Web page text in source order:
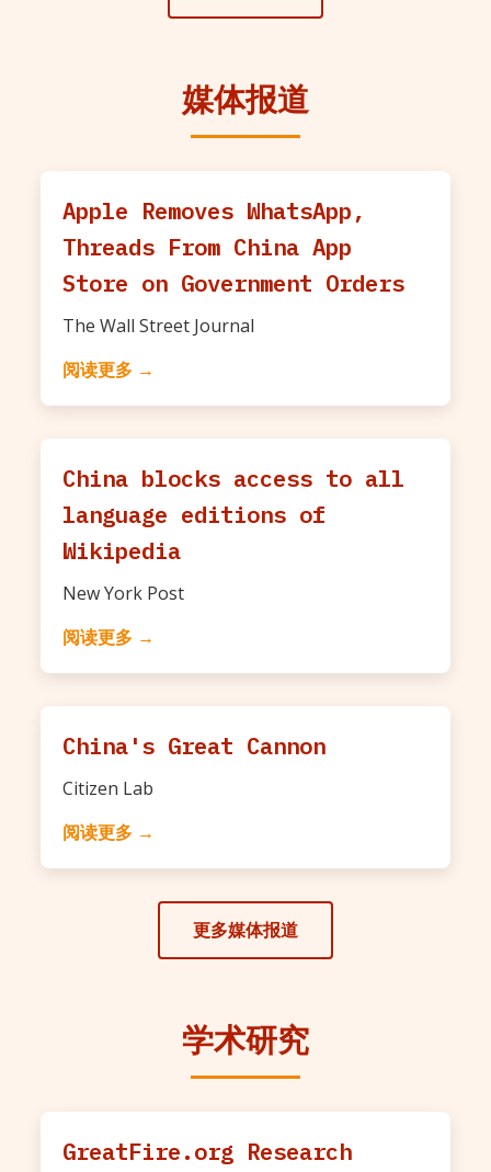
媒体报道
Apple Removes WhatsApp,
Threads From China App
Store on Government Orders
The Wall Street Journal
阅读更多 →
China blocks access to all
language editions of
Wikipedia
New York Post
阅读更多 →
China's Great Cannon
Citizen Lab
阅读更多 →
更多媒体报道
学术研究
GreatFire.org Research